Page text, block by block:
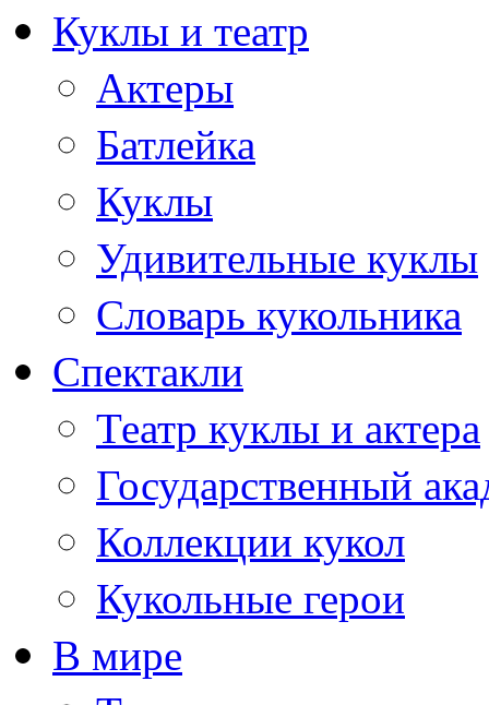
Куклы и театр
Актеры
Батлейка
Куклы
Удивительные куклы
Словарь кукольника
Спектакли
Театр куклы и актера
Государственный
Коллекции кукол
Кукольные герои
В мире